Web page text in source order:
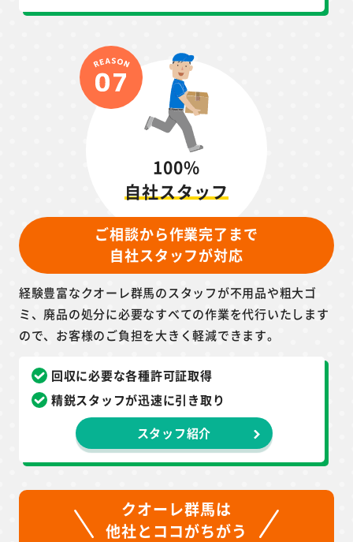
100%
自社スタッフ
ご相談から作業完了まで
自社スタッフが対応
経験豊富なクオーレ群馬のスタッフが不用品や粗大ゴ
ミ、廃品の処分に必要なすべての作業を代行いたします
ので、お客様のご負担を大きく軽減できます。
回収に必要な各種許可証取得
精鋭スタッフが迅速に引き取り
スタッフ紹介
クオーレ群馬は
他社とココがちがう